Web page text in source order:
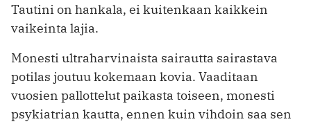
Tautini on hankala, ei kuitenkaan kaikkein
vaikeinta lajia.
Monesti ultraharvinaista sairautta sairastava
potilas joutuu kokemaan kovia. Vaaditaan
vuosien pallottelut paikasta toiseen, monesti
psykiatrian kautta, ennen kuin vihdoin saa sen